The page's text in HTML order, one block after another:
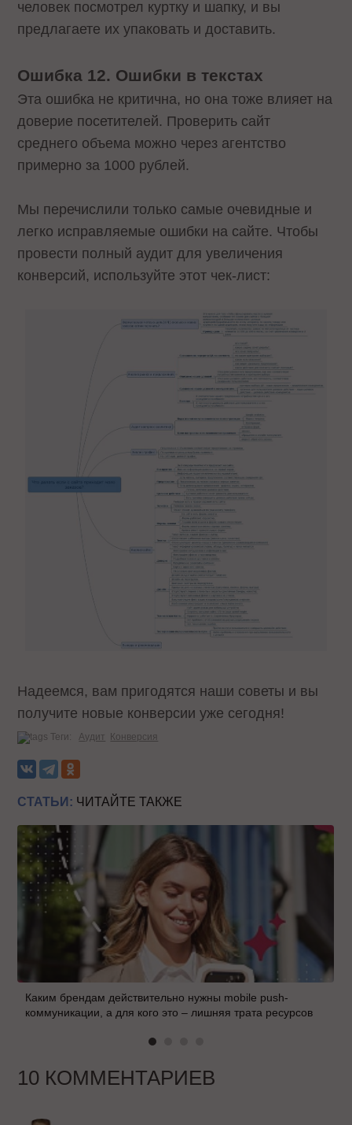
человек посмотрел куртку и шапку, и вы
предлагаете их упаковать и доставить.
Ошибка 12. Ошибки в текстах
Эта ошибка не критична, но она тоже влияет на
доверие посетителей. Проверить сайт
среднего объема можно через агентство
примерно за 1000 рублей.
Мы перечислили только самые очевидные и
легко исправляемые ошибки на сайте. Чтобы
провести полный аудит для увеличения
конверсий, используйте этот чек-лист:
Надеемся, вам пригодятся наши советы и вы
получите новые конверсии уже сегодня!
Теги: Аудит Конверсия
СТАТЬИ: ЧИТАЙТЕ ТАКЖЕ
Каким брендам действительно нужны mobile push-
коммуникации, а для кого это – лишняя трата ресурсов
10 КОММЕНТАРИЕВ